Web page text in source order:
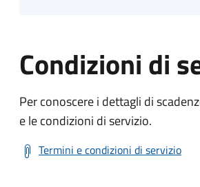
Condizioni di
Per conoscere i dettagli di
e le condizioni di servizio.
Termini e condizioni di servizio